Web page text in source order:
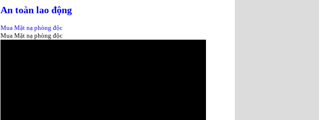
An toàn lao động
Mua Mặt nạ phòng độc
Mua Mặt nạ phòng độc